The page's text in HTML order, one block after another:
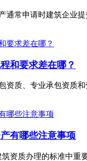
通常申请时建筑企业
和要求差在哪？
资质、专业承包资质
有哪些注意事项
资质办理的标准中重